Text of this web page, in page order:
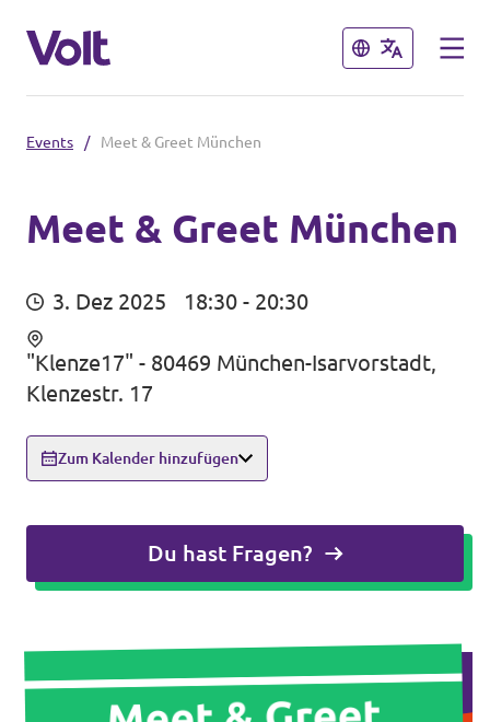
Schließen
Volt in Bayern
Lokale Teams
Volt in Deutschland
Website
Volt in deinem Bundesland
Volt Deutschland Merchandise Shop
Schließen
Über Volt
Menschen
Neuigkeiten
Unsere Events
Mache bei uns mit!
Deine Spende für Volt!
Events / Meet & Greet München
Meet & Greet München
3. Dez 2025 18:30 - 20:30
"Klenze17" - 80469 München-Isarvorstadt,
Klenzestr. 17
Zum Kalender hinzufügen
Du hast Fragen?